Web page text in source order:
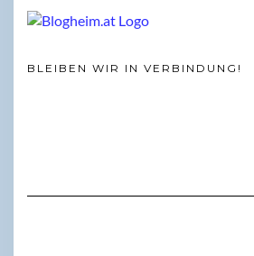
BLEIBEN WIR IN VERBINDUNG!